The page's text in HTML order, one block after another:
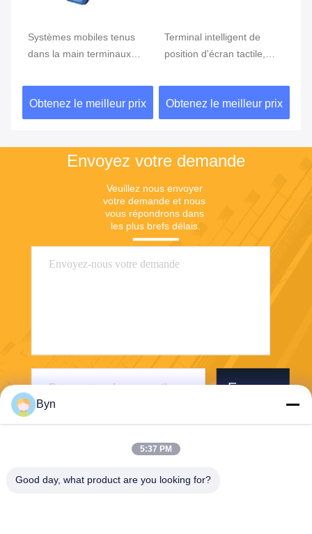
Systèmes mobiles tenus
dans la main terminaux
position du BORD GPRS
5800mAh de position de
NFC de FBI
Obtenez le meilleur prix
Terminal intelligent de
position d'écran tactile,
lecteur d'empreintes
digitales
Obtenez le meilleur prix
Envoyez votre demande
Veuillez nous envoyer
votre demande et nous
vous répondrons dans
les plus brefs délais.
Envoyer
Byn
5:37 PM
Good day, what product are you looking for?